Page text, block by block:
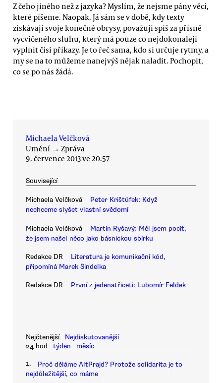
Z čeho jiného než z jazyka? Myslím, že nejsme pány věcí,
které píšeme. Naopak. Já sám se v době, kdy texty
získávají svoje konečné obrysy, považuji spíš za přísně
vycvičeného sluhu, který má pouze co nejdokonaleji
vyplnit čísi příkazy. Je to řeč sama, kdo si určuje rytmy, a
my se na to můžeme nanejvýš nějak naladit. Pochopit,
co se po nás žádá.
Michaela Velčková
Umění → Zpráva
9. července 2013 ve 20.57
Související
Michaela Velčková
Peter Krištúfek: Když
nechceme slyšet vlastní svědomí
Michaela Velčková
Martin Ryšavý: Měl jsem pocit,
že jsem našel něco jako básnickou sbírku
Redakce DR
Literatura je komunikační kód,
připomíná Marek Šindelka
Redakce DR První z jedenatřiceti: Lubomír Feldek
Nejčtenější
Nejdiskutovanější
24 hod
týden měsíc
1.
Proč děláme AltPrajd? Protože solidarita je to
nejdůležitější, co máme